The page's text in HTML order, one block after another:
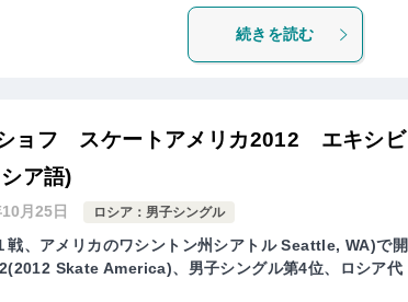
続きを読む
ョフ スケートアメリカ2012 エキシビ
ア語)
月25日 ロシア：男子シングル
戦、アメリカのワシントン州シアトル Seattle, WA)で開
Skate America)、男子シングル第4位、ロシア代